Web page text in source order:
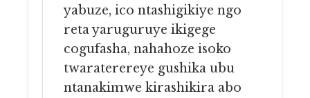
yabuze, ico ntashigikiye ngo
reta yaruguruye ikigege
cogufasha, nahahoze isoko
twaraterereye gushika ubu
ntanakimwe kirashikira abo